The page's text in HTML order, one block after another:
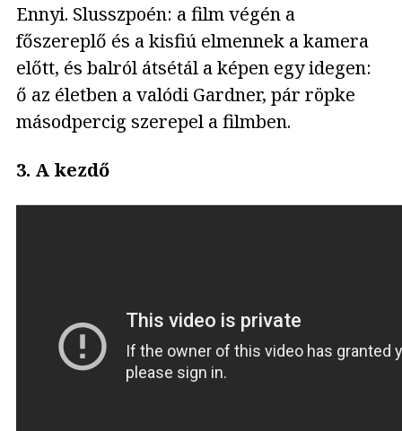
Ennyi. Slusszpoén: a film végén a
főszereplő és a kisfiú elmennek a kamera
előtt, és balról átsétál a képen egy idegen:
ő az életben a valódi Gardner, pár röpke
másodpercig szerepel a filmben.
3. A kezdő